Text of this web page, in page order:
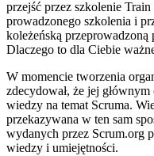
przejść przez szkolenie
prowadzonego szkolenia i
koleżeńską
Dlaczego to dla Ciebie
W momencie tworzenia
zdecydował, że jej
wiedzy na temat Scruma.
przekazywana w ten sam
wydanych przez Scrum.org
wiedzy i umiejętności.